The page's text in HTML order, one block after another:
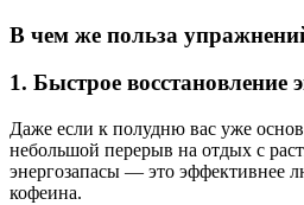
В чем же польза
1. Быстрое восстановление
Даже если к полудню вас уже
небольшой перерыв на отдых с
энергозапасы — это эффективнее
кофеина.